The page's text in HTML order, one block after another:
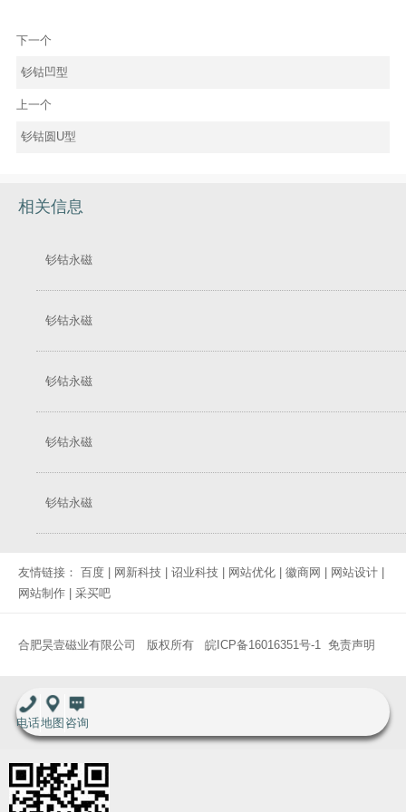
下一个
钐钴凹型
上一个
钐钴圆U型
相关信息
钐钴永磁
钐钴永磁
钐钴永磁
钐钴永磁
钐钴永磁
友情链接： 百度 网新科技 诏业科技 网站优化 徽商网 网站设计
网站制作
采买吧
合肥昊壹磁业有限公司 版权所有 皖ICP备16016351号-1 免责声明
电话地图 咨询